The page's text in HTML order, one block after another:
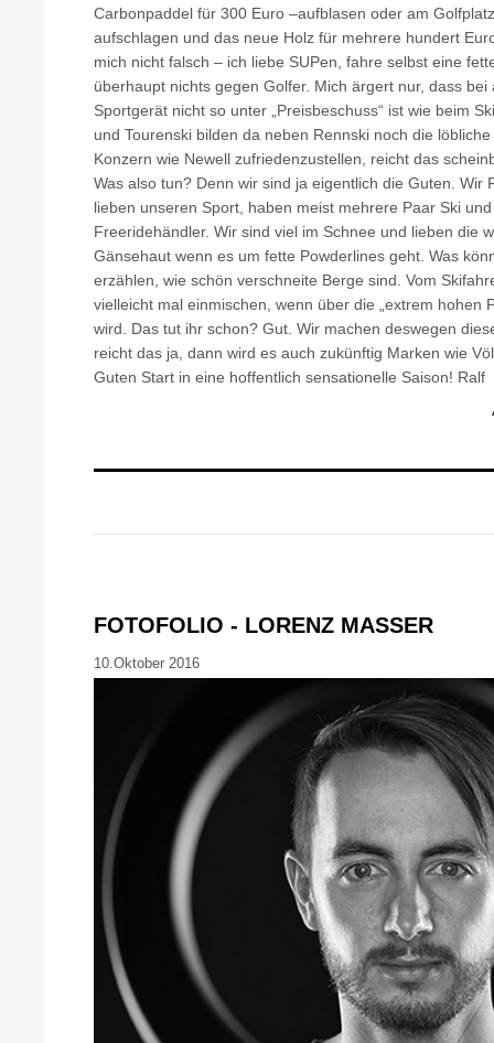
Carbonpaddel für 300 Euro –aufblasen oder am
aufschlagen und das neue Holz für mehrere hundert
mich nicht falsch – ich liebe SUPen, fahre selbst eine
überhaupt nichts gegen Golfer. Mich ärgert nur, dass
Sportgerät nicht so unter „Preisbeschuss“ ist wie beim
und Tourenski bilden da neben Rennski noch die
Konzern wie Newell zufriedenzustellen, reicht das
Was also tun? Denn wir sind ja eigentlich die Guten. Wir
lieben unseren Sport, haben meist mehrere Paar Ski
Freeridehändler. Wir sind viel im Schnee und lieben die
Gänsehaut wenn es um fette Powderlines geht. Was
erzählen, wie schön verschneite Berge sind. Vom
vielleicht mal einmischen, wenn über die „extrem hohen
wird. Das tut ihr schon? Gut. Wir machen deswegen
reicht das ja, dann wird es auch zukünftig Marken wie
Guten Start in eine hoffentlich sensationelle Saison! Ralf
FOTOFOLIO - LORENZ MASSER
10.Oktober 2016